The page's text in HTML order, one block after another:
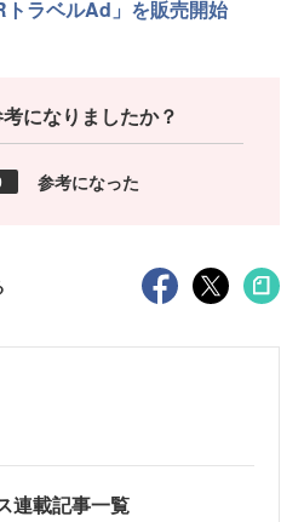
ラベルAd」を販売開始
になりましたか？
参考になった
連載記事一覧